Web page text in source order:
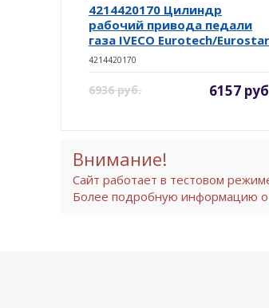
4214420170 Цилиндр
рабочий привода педали
газа IVECO Eurotech/Eurostar
4214420170
6936 руб. 6157
Внимание!
Сайт работает в тестовом
Более подробную информацию о